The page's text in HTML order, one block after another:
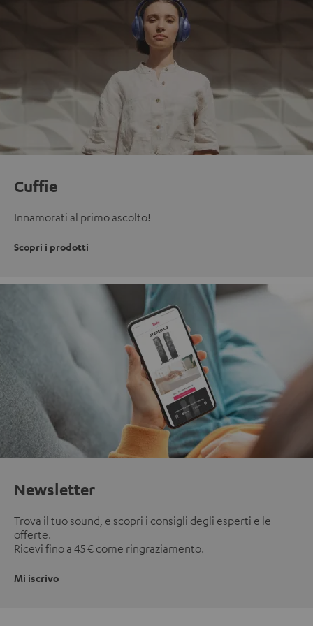
Cuffie
Innamorati al primo ascolto!
Scopri i prodotti
Newsletter
Trova il tuo sound, e scopri i consigli degli esperti e le
offerte.
Ricevi fino a 45 € come ringraziamento.
Mi iscrivo